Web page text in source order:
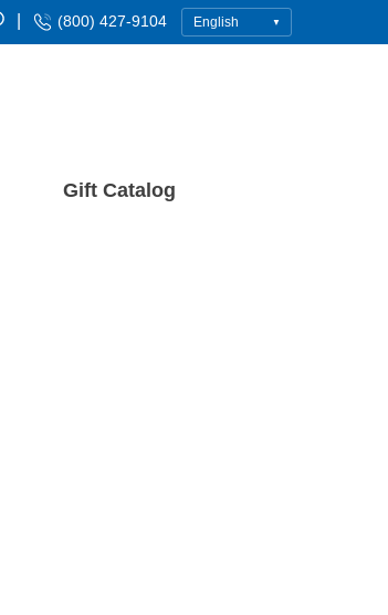
(800) 427-9104
Gift Catalog